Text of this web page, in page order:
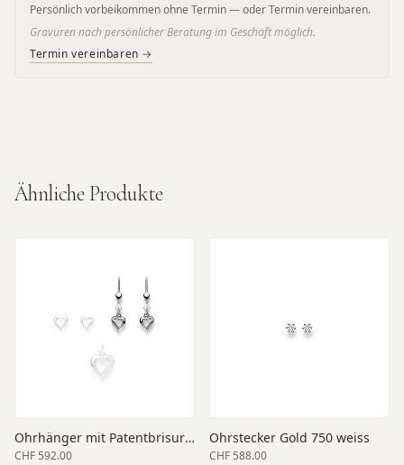
Persönlich vorbeikommen ohne Termin — oder Termin vereinbaren.
Gravuren nach persönlicher Beratung im Geschäft möglich.
Termin vereinbaren →
Ähnliche Produkte
Ohrhänger mit Patentbrisuren Gold 750 weiss
CHF 592.00
Ohrstecker Gold 750 weiss
CHF 588.00